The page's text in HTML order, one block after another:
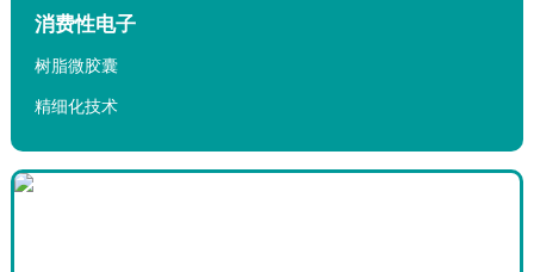
消费性电子
树脂微胶囊
精细化技术